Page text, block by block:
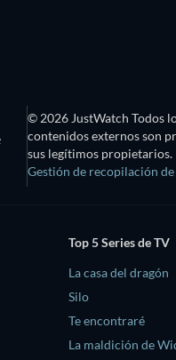
© 2026 JustWatch Todos
contenidos externos son
sus legítimos propietarios.
Gestión de recopilación
Top 5 Series de TV
La casa del dragón
Silo
Te encontraré
La maldición de